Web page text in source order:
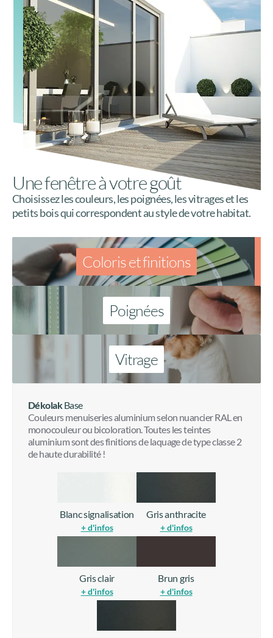
Une fenêtre à votre goût
Choisissez les couleurs, les poignées, les vitrages et les
petits bois qui correspondent au style de votre habitat.
Coloris et finitions
Poignées
Vitrage
DékolakBase
Couleurs menuiseries aluminium selon nuancier RAL en
monocouleur ou bicoloration. Toutes les teintes
aluminium sont des finitions de laquage de type classe 2
de haute durabilité !
Blanc signalisation
+ d'infos
Gris anthracite
+ d'infos
Gris clair
+ d'infos
Brun gris
+ d'infos